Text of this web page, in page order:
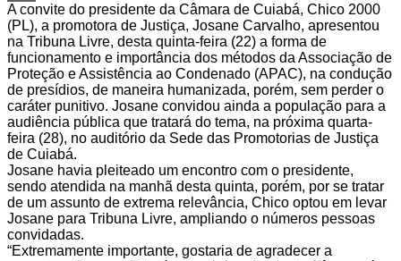
Share
A convite do presidente da Câmara de Cuiabá, Chico 2000
(PL), a promotora de Justiça, Josane Carvalho, apresentou
na Tribuna Livre, desta quinta-feira (22) a forma de
funcionamento e importância dos métodos da Associação de
Proteção e Assistência ao Condenado (APAC), na condução
de presídios, de maneira humanizada, porém, sem perder o
caráter punitivo. Josane convidou ainda a população para a
audiência pública que tratará do tema, na próxima quarta-
feira (28), no auditório da Sede das Promotorias de Justiça
de Cuiabá.
Josane havia pleiteado um encontro com o presidente,
sendo atendida na manhã desta quinta, porém, por se tratar
de um assunto de extrema relevância, Chico optou em levar
Josane para Tribuna Livre, ampliando o números pessoas
convidadas.
“Extremamente importante, gostaria de agradecer a